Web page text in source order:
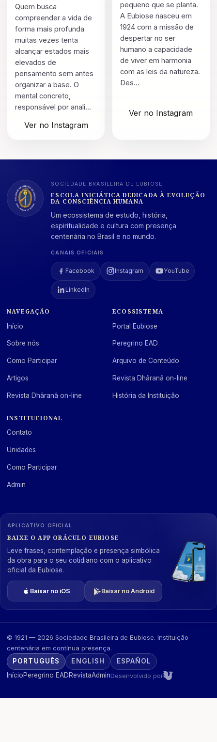
Quem busca
compreender a vida de
forma mais profunda
muitas vezes tenta
alcançar estados mais
elevados de
pensamento sem antes
organizar a base. O
mental concreto,
responsável por anali...
Ver no Instagram
pequeno que se planta.
A Eubiose nasceu em
1924 com a missão de
despertar no ser
humano a capacidade
de viver em harmonia
com as leis da natureza.
Des...
Ver no Instagram
SOCIEDADE BRASILEIRA DE EUBIOSE
ESCOLA INICIÁTICA DEDICADA À EVOLUÇÃO
DA CONSCIÊNCIA HUMANA
Um ecossistema de estudo, história,
espiritualidade e cultura com presença
centenária no Brasil e no mundo.
CANAIS OFICIAIS
Facebook Instagram YouTube
LinkedIn
NAVEGAÇÃO
Início
Sobre nós
Como Participar
Artigos
Revista Dhâranâ on-line
ECOSSISTEMA
Portal Eubiose
Peregrino EAD
Arquivo de Conteúdo
Revista Dhâranâ on-line
História da Instituição
INSTITUCIONAL
Contato
Unidades
Como Participar
Admin
APLICATIVO OFICIAL
BAIXE O APP ORÁCULO EUBIOSE
Leve frases, contemplação e presença simbólica
da obra para o seu cotidiano com o aplicativo
oficial da Eubiose.
Baixar no iOS Baixar no Android
© 1921 — 2026 Sociedade Brasileira de Eubiose. Instituição
centenária em contínua presença.
PORTUGUÊS
ENGLISH
ESPAÑOL
InícioPeregrino EADRevistaAdminDesenvolvido por